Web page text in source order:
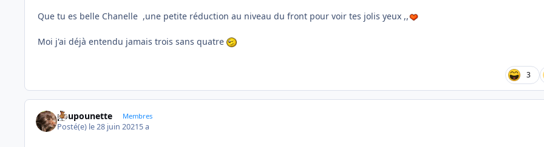
Que tu es belle Chanelle ,une petite réduction au niveau du front pour voir tes jolis yeux ,,
Moi j'ai déjà entendu jamais trois sans quatre
3
poupounette Membres
Posté(e) le 28 juin 20215 a